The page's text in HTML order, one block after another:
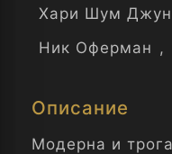
Хари Шум
Ник Оферман ,
Описание
Модерна и